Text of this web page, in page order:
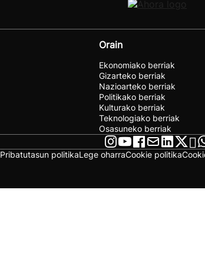
Orain
Ekonomiako berriak
Gizarteko berriak
Nazioarteko berriak
Politikako berriak
Kulturako berriak
Teknologiako berriak
Osasuneko berriak
Pribatutasun politikaLege oharraCookie politika